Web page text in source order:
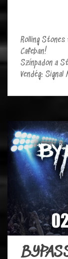
Rolling
Cafeban!
Színpadon a
Vendég: